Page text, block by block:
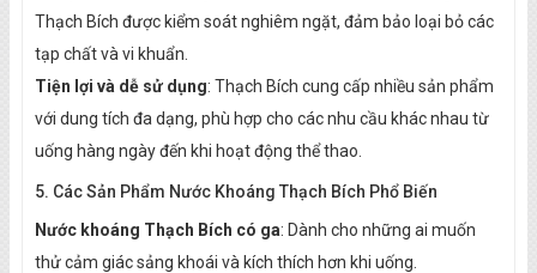
Thạch Bích được kiểm soát nghiêm ngặt, đảm bảo loại bỏ các
tạp chất và vi khuẩn.
Tiện lợi và dễ sử dụng: Thạch Bích cung cấp nhiều sản phẩm
với dung tích đa dạng, phù hợp cho các nhu cầu khác nhau từ
uống hàng ngày đến khi hoạt động thể thao.
5. Các Sản Phẩm Nước Khoáng Thạch Bích Phổ Biến
Nước khoáng Thạch Bích có ga: Dành cho những ai muốn
thử cảm giác sảng khoái và kích thích hơn khi uống.